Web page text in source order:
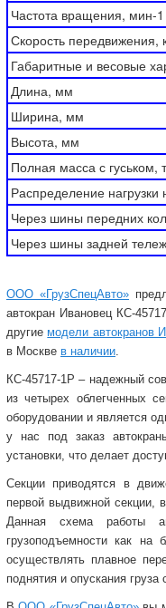
Частота вращения, мин-1
Скорость передвижения,
Габаритные и весовые
Длина, мм
Ширина, мм
Высота, мм
Полная масса с гуськом, т
Распределение нагрузки
Через шины передних
Через шины задней
ООО «ГрузСпецАвто»
автокран Ивановец КС-
другие модели автокранов
в Москве в наличии.
КС-45717-1Р – надежный
из четырех облегченных
оборудовании и является
у нас под заказ
установки, что делает
Секции приводятся в
первой выдвижной секции,
Данная схема работы
грузоподъемности как
осуществлять плавное
поднятия и опускания